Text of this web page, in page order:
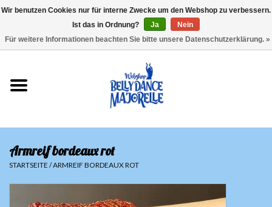
Sale
Sets
Oberteile
Armreif bordeaux rot
STARTSEITE /ARMREIF BORDEAUX ROT
Wir benutzen Cookies nur für interne Zwecke um den Webshop zu verbessern.
Ist das in Ordnung?
Ja
Nein
Für weitere Informationen beachten Sie bitte unsere Datenschutzerklärung. »